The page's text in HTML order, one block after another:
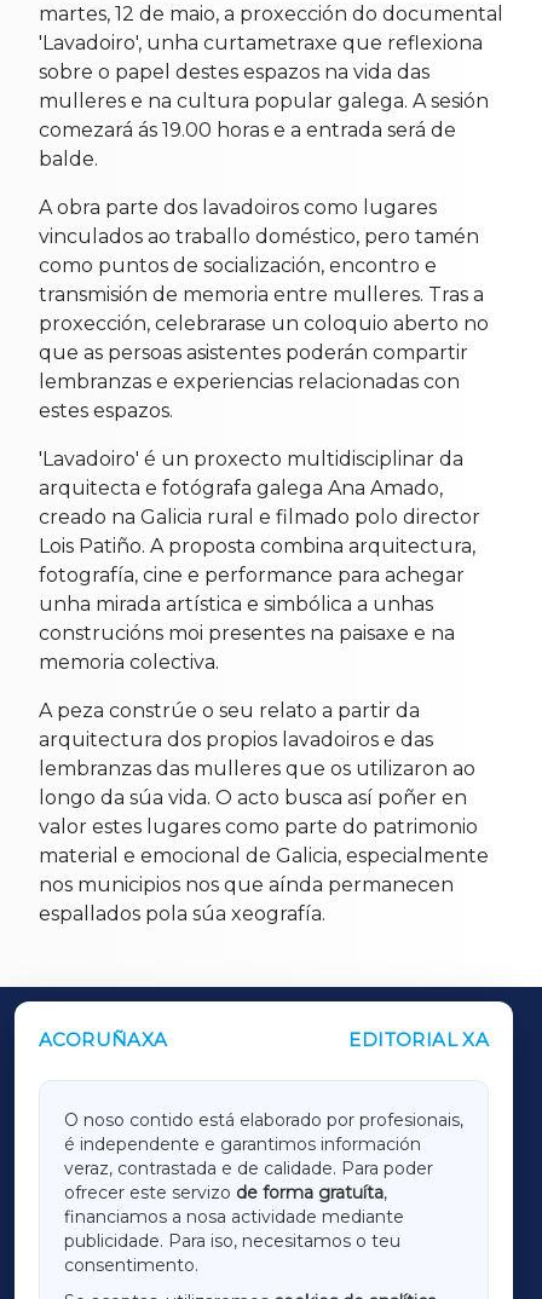
martes, 12 de maio, a proxección do documental
'Lavadoiro', unha curtametraxe que reflexiona
sobre o papel destes espazos na vida das
mulleres e na cultura popular galega. A sesión
comezará ás 19.00 horas e a entrada será de
balde.
A obra parte dos lavadoiros como lugares
vinculados ao traballo doméstico, pero tamén
como puntos de socialización, encontro e
transmisión de memoria entre mulleres. Tras a
proxección, celebrarase un coloquio aberto no
que as persoas asistentes poderán compartir
lembranzas e experiencias relacionadas con
estes espazos.
'Lavadoiro' é un proxecto multidisciplinar da
arquitecta e fotógrafa galega Ana Amado,
creado na Galicia rural e filmado polo director
Lois Patiño. A proposta combina arquitectura,
fotografía, cine e performance para achegar
unha mirada artística e simbólica a unhas
construcións moi presentes na paisaxe e na
memoria colectiva.
A peza constrúe o seu relato a partir da
arquitectura dos propios lavadoiros e das
lembranzas das mulleres que os utilizaron ao
longo da súa vida. O acto busca así poñer en
valor estes lugares como parte do patrimonio
material e emocional de Galicia, especialmente
nos municipios nos que aínda permanecen
espallados pola súa xeografía.
ACORUÑAXA EDITORIAL XA
O noso contido está elaborado por profesionais,
é independente e garantimos información
veraz, contrastada e de calidade. Para poder
ofrecer este servizo de forma gratuíta,
financiamos a nosa actividade mediante
publicidade. Para iso, necesitamos o teu
consentimento.
OUTROS PERIÓDICOS
LUGOXA
TERRACHAXA